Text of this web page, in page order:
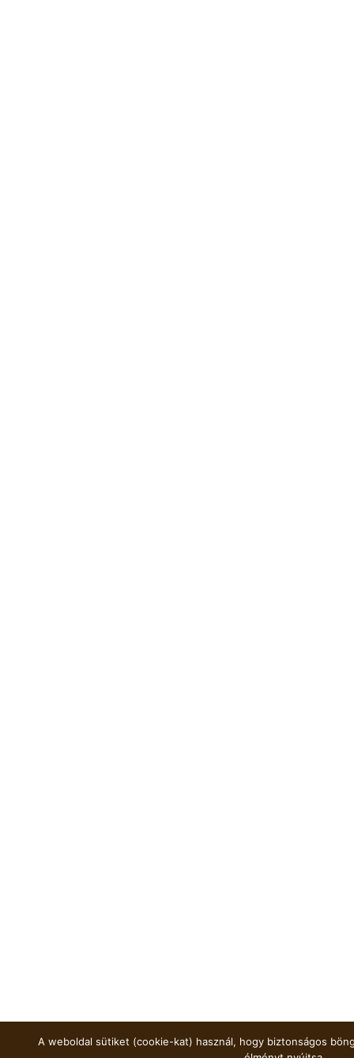
A weboldal sütiket (cookie-kat) használ, hogy biztonságos